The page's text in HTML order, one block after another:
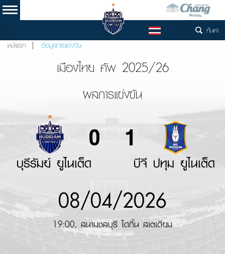
TH
ค้นหา
หน้าแรก
ข้อมูลการแข่งขัน
เมืองไทย คัพ 2025/26
ผลการแข่งขัน
บุรีรัมย์ ยูไนเต็ด
0 1
บีจี ปทุม ยูไนเต็ด
08/04/2026
19:00, สนามชลบุรี ไดกิ้น สเตเดียม